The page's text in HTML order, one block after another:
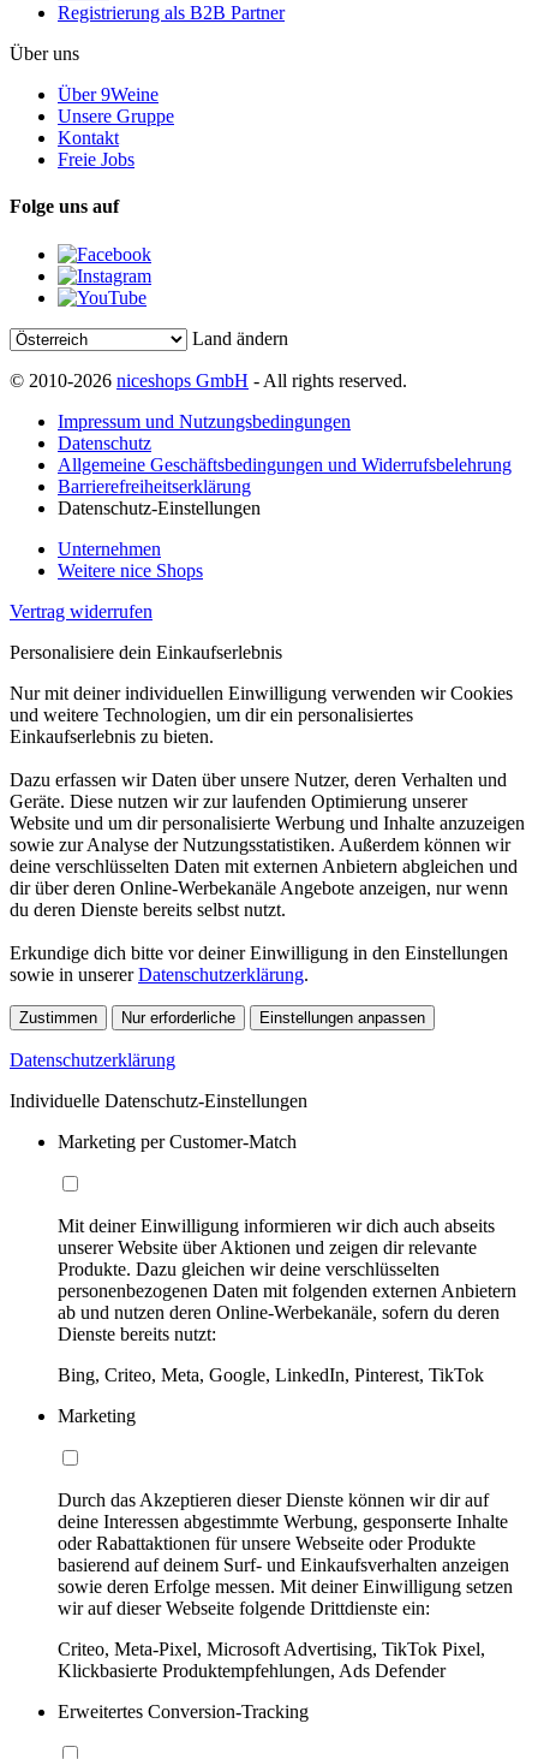
Registrierung als B2B Partner
Über uns
Über 9Weine
Unsere Gruppe
Kontakt
Freie Jobs
Folge uns auf
Land ändern
© 2010-2026 niceshops GmbH - All rights reserved.
Impressum und Nutzungsbedingungen
Datenschutz
Allgemeine Geschäftsbedingungen und Widerrufsbelehrung
Barrierefreiheitserklärung
Datenschutz-Einstellungen
Unternehmen
Weitere nice Shops
Vertrag widerrufen
Personalisiere dein Einkaufserlebnis
Nur mit deiner individuellen Einwilligung verwenden wir Cookies
und weitere Technologien, um dir ein personalisiertes
Einkaufserlebnis zu bieten.
Dazu erfassen wir Daten über unsere Nutzer, deren Verhalten und
Geräte. Diese nutzen wir zur laufenden Optimierung unserer
Website und um dir personalisierte Werbung und Inhalte anzuzeigen
sowie zur Analyse der Nutzungsstatistiken. Außerdem können wir
deine verschlüsselten Daten mit externen Anbietern abgleichen und
dir über deren Online-Werbekanäle Angebote anzeigen, nur wenn
du deren Dienste bereits selbst nutzt.
Erkundige dich bitte vor deiner Einwilligung in den Einstellungen
sowie in unsererDatenschutzerklärung.
Zustimmen Nur erforderliche Einstellungen anpassen
Datenschutzerklärung
Individuelle Datenschutz-Einstellungen
Marketing per Customer-Match
Mit deiner Einwilligung informieren wir dich auch abseits
unserer Website über Aktionen und zeigen dir relevante
Produkte. Dazu gleichen wir deine verschlüsselten
personenbezogenen Daten mit folgenden externen Anbietern
ab und nutzen deren Online-Werbekanäle, sofern du deren
Dienste bereits nutzt:
Bing, Criteo, Meta, Google, LinkedIn, Pinterest, TikTok
Marketing
Durch das Akzeptieren dieser Dienste können wir dir auf
deine Interessen abgestimmte Werbung, gesponserte Inhalte
oder Rabattaktionen für unsere Webseite oder Produkte
basierend auf deinem Surf- und Einkaufsverhalten anzeigen
sowie deren Erfolge messen. Mit deiner Einwilligung setzen
wir auf dieser Webseite folgende Drittdienste ein:
Criteo, Meta-Pixel, Microsoft Advertising, TikTok Pixel,
Klickbasierte Produktempfehlungen, Ads Defender
Erweitertes Conversion-Tracking